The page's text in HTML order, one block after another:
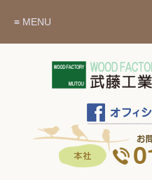
≡ MENU